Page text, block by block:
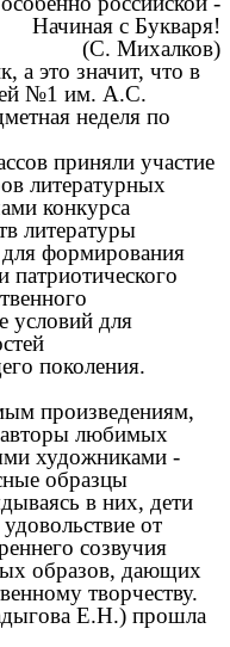
Начиная с Букваря!
(С. Михалков)
а это значит, что в
№1 им. А.С.
неделя по
приняли участие
литературных
конкурса
литературы
для формирования
патриотического
условий для
поколения.
произведениям,
любимых
художниками -
образцы
в них, дети
от
созвучия
образов, дающих
творчеству.
Е.Н.) прошла